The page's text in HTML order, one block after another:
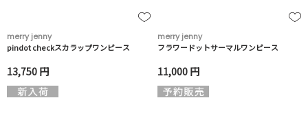
merry jenny
pindot checkスカラップワンピース
13,750 円
merry jenny
フラワードットサーマルワンピース
11,000 円